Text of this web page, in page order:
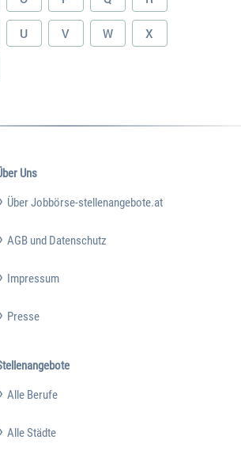
U V W X
Uns
Über Jobbörse-stellenangebote.at
AGB und Datenschutz
Impressum
Presse
Alle Berufe
Alle Städte